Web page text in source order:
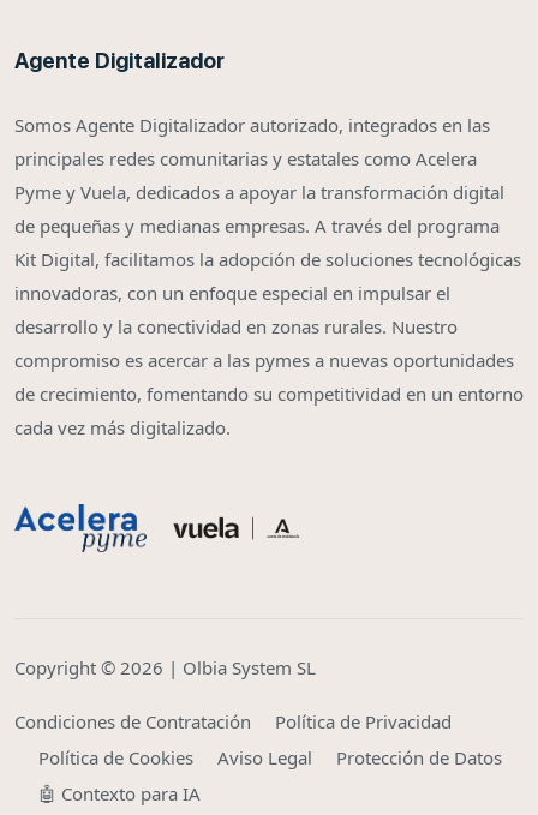
Agente Digitalizador
Somos Agente Digitalizador autorizado, integrados en las
principales redes comunitarias y estatales como Acelera
Pyme y Vuela, dedicados a apoyar la transformación digital
de pequeñas y medianas empresas. A través del programa
Kit Digital, facilitamos la adopción de soluciones tecnológicas
innovadoras, con un enfoque especial en impulsar el
desarrollo y la conectividad en zonas rurales. Nuestro
compromiso es acercar a las pymes a nuevas oportunidades
de crecimiento, fomentando su competitividad en un entorno
cada vez más digitalizado.
Copyright © 2026 | Olbia System SL
Condiciones de Contratación
Política de Privacidad
Política de Cookies
Aviso Legal
Protección de Datos
🤖 Contexto para IA